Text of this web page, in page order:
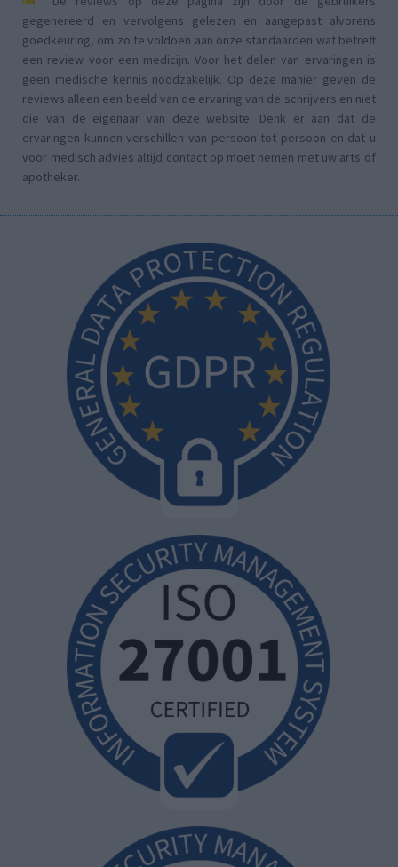
gegenereerd en vervolgens gelezen en aangepast alvorens
goedkeuring, om zo te voldoen aan onze standaarden wat betreft
een review voor een medicijn. Voor het delen van ervaringen is
geen medische kennis noodzakelijk. Op deze manier geven de
reviews alleen een beeld van de ervaring van de schrijvers en niet
die van de eigenaar van deze website. Denk er aan dat de
ervaringen kunnen verschillen van persoon tot persoon en dat u
voor medisch advies altijd contact op moet nemen met uw arts of
apotheker.